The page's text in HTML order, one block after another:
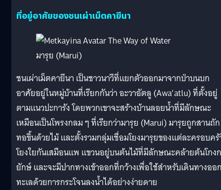
ที่อยู่อาศัยของชนเผ่าเม็ตคายีนา
มารุย (Marui)
ชนเผ่าเม็ตคายีนา เป็นชาวนาวีที่แยกตัวออกมาจากป่าบนบก
อาศัยอยู่ในหมู่บ้านที่เรียกกันว่า อะวาอัตลู (Awa’atlu) ที่ตั้งอยู่
ตามแนวปะการัง โดยพวกเขาจะสร้างบ้านลอยน้ำที่มีลักษณะ
เหมือนเป็นโพรงกลม ๆ ที่เรียกว่ามารุย (Marui) มารุยถูกสานถัก
ทอขึ้นด้วยไม้ และตั้งรวมกลุ่มเชื่อมโยงมารุยของแต่ละครอบค
โยงใยกันเสมือนแพ แขวนอยู่บนต้นไม้ที่มีลักษณะคล้ายต้นโกง
ยักษ์ และจะมีปากทางเข้าออกที่กว้างเพื่อใช้สำหรับเดินทางออ
ทะเลด้วยการกระโจนลงน้ำได้อย่างง่ายดาย